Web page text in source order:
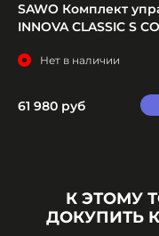
SAWO Комплект
INNOVA CLASSIC S
Нет в наличии
61 980 руб
К ЭТОМУ
ДОКУПИТЬ